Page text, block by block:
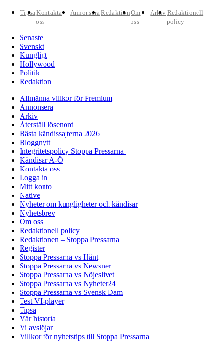
TipsaKontakta
oss
AnnonseraRedaktion Om
oss
Arkiv Redaktionell
policy
Senaste
Svenskt
Kungligt
Hollywood
Politik
Redaktion
Allmänna villkor för Premium
Annonsera
Arkiv
Återställ lösenord
Bästa kändissajterna 2026
Bloggnytt
Integritetspolicy Stoppa Pressarna
Kändisar A-Ö
Kontakta oss
Logga in
Mitt konto
Native
Nyheter om kungligheter och kändisar
Nyhetsbrev
Om oss
Redaktionell policy
Redaktionen – Stoppa Pressarna
Register
Stoppa Pressarna vs Hänt
Stoppa Pressarna vs Newsner
Stoppa Pressarna vs Nöjeslivet
Stoppa Pressarna vs Nyheter24
Stoppa Pressarna vs Svensk Dam
Test VI-player
Tipsa
Vår historia
Vi avslöjar
Villkor för nyhetstips till Stoppa Pressarna